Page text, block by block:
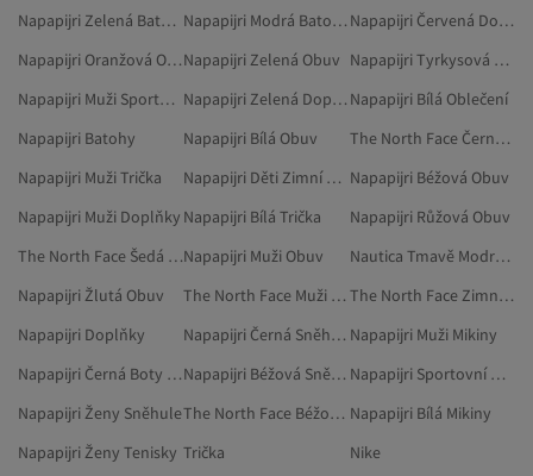
Napapijri Zelená Batohy
Napapijri Modrá Batohy
Napapijri Červená Doplňky
Napapijri Oranžová OblečeníNapapijri Zelená Obuv
Napapijri Tyrkysová Obuv
Napapijri Muži Sportovní Oblečení
Napapijri Zelená Doplňky Napapijri Bílá Oblečení
Napapijri Batohy
Napapijri Bílá Obuv
The North Face Černá Zimní Kabát
Napapijri Muži Trička
Napapijri Děti Zimní Bundy Napapijri Béžová Obuv
Napapijri Muži Doplňky Napapijri Bílá Trička
Napapijri Růžová Obuv
The North Face Šedá Zimní KabátNapapijri Muži Obuv
Nautica Tmavě Modrá Zimní Kabát
Napapijri Žlutá Obuv
The North Face Muži Zimní Kabát
The North Face Zimní Kabát
Napapijri Doplňky
Napapijri Černá Sněhule Napapijri Muži Mikiny
Napapijri Černá Boty A Kozačky
Napapijri Béžová Sněhule
Napapijri Sportovní Oblečení
Napapijri Ženy Sněhule
The North Face Béžová Zimní Kabát Napapijri Bílá Mikiny
Napapijri Ženy Tenisky Trička
Nike